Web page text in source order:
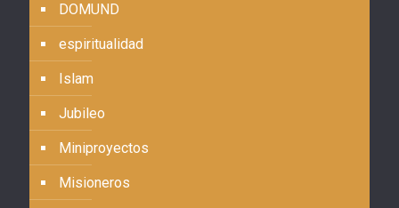
DOMUND
espiritualidad
Islam
Jubileo
Miniproyectos
Misioneros